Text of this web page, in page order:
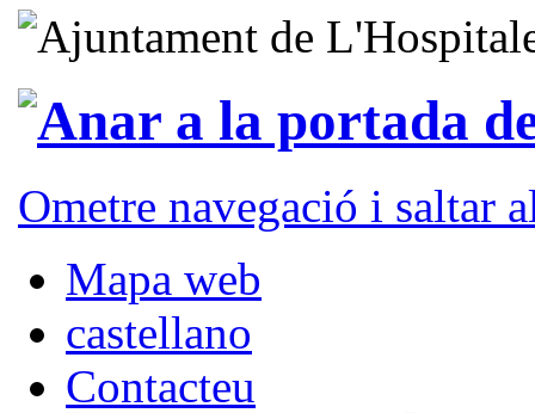
Ometre navegació i saltar
Mapa web
castellano
Contacteu